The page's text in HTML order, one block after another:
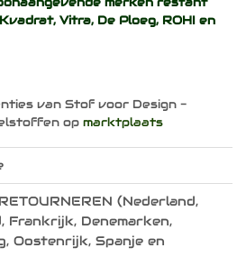
Kvadrat, Vitra, De Ploeg, ROHI en
van Stof voor Design -
op marktplaats
(Nederland,
Frankrijk, Denemarken,
Oostenrijk, Spanje en